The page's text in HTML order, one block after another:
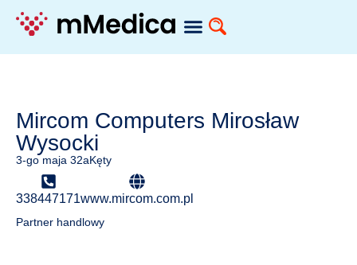
Mircom Computers Mirosław
Wysocki
3-go maja 32aKęty
338447171www.mircom.com.pl
Partner handlowy